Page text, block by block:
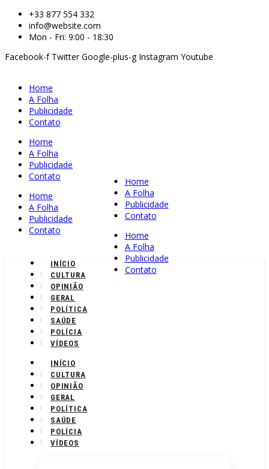
+33 877 554 332
info@website.com
Mon - Fri: 9:00 - 18:30
Facebook-f Twitter Google-plus-g Instagram Youtube
Home
A Folha
Publicidade
Contato
Home
A Folha
Publicidade
Contato
Home
A Folha
Publicidade
Contato
Home
A Folha
Publicidade
Contato
Home
A Folha
Publicidade
Contato
INÍCIO
CULTURA
OPINIÃO
GERAL
POLÍTICA
SAÚDE
POLÍCIA
VÍDEOS
INÍCIO
CULTURA
OPINIÃO
GERAL
POLÍTICA
SAÚDE
POLÍCIA
VÍDEOS